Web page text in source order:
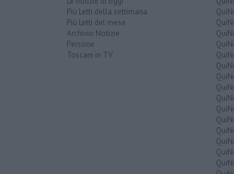
Più Letti della settimana
Più Letti del mese
Archivio Notizie
Persone
Toscani in TV